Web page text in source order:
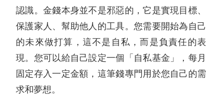
認識。金錢本身並不是邪惡的，它是實現目標、
保護家人、幫助他人的工具。您需要開始為自己
的未來做打算，這不是自私，而是負責任的表
現。您可以給自己設定一個「自私基金」，每月
固定存入一定金額，這筆錢專門用於您自己的需
求和夢想。